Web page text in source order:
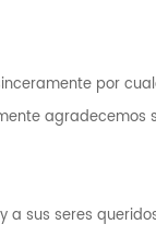
por
agradecemos
a sus seres